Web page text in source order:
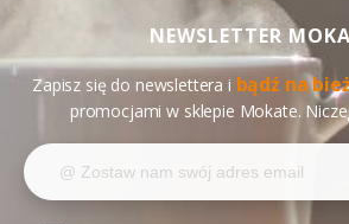
NEWSLETTER
Zapisz się do newslettera i bądź na
promocjami w sklepie Mokate.